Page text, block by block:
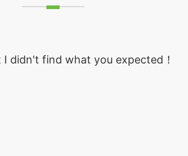
didn't find what you expected！